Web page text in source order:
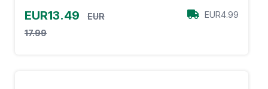
EUR13.49
EUR
17.99
EUR4.99